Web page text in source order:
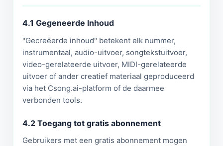
4.1 Gegeneerde Inhoud
"Gecreëerde inhoud" betekent elk nummer,
instrumentaal, audio-uitvoer, songtekstuitvoer,
video-gerelateerde uitvoer, MIDI-gerelateerde
uitvoer of ander creatief materiaal geproduceerd
via het Csong.ai-platform of de daarmee
verbonden tools.
4.2 Toegang tot gratis abonnement
Gebruikers met een gratis abonnement mogen